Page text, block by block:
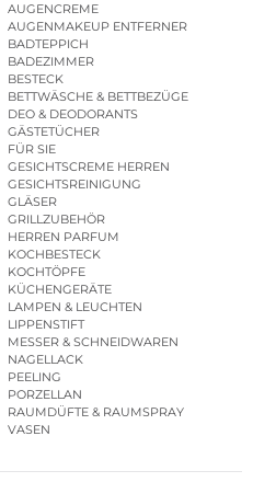
AUGENCREME
AUGENMAKEUP ENTFERNER
BADTEPPICH
BADEZIMMER
BESTECK
BETTWÄSCHE & BETTBEZÜGE
DEO & DEODORANTS
GÄSTETÜCHER
FÜR SIE
GESICHTSCREME HERREN
GESICHTSREINIGUNG
GLÄSER
GRILLZUBEHÖR
HERREN PARFUM
KOCHBESTECK
KOCHTÖPFE
KÜCHENGERÄTE
LAMPEN & LEUCHTEN
LIPPENSTIFT
MESSER & SCHNEIDWAREN
NAGELLACK
PEELING
PORZELLAN
RAUMDÜFTE & RAUMSPRAY
VASEN